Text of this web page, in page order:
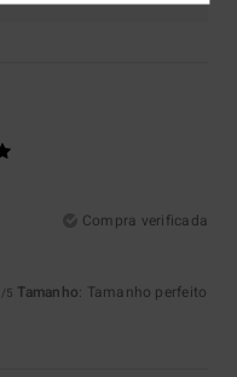
Compra verificada
/5 Tamanho: Tamanho perfeito